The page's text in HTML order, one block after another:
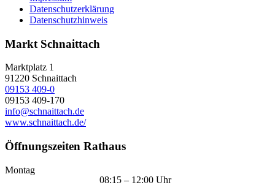
Datenschutzerklärung
Datenschutzhinweis
Markt Schnaittach
Marktplatz 1
91220 Schnaittach
09153 409-0
09153 409-170
info@schnaittach.de
www.schnaittach.de/
Öffnungszeiten Rathaus
Montag
08:15 – 12:00 Uhr